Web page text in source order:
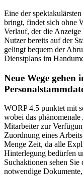
Eine der
bringt, findet sich ohne
Verlauf, der die
Nutzer bereits auf der
gelingt bequem der
Dienstplans im
Neue Wege gehen
WORP 4.5 punktet mit
wobei das
Mitarbeiter zur
Zuordnung eines
Menge Zeit, da alle
Hinterlegung bedürfen
Suchaktionen sehen
notwendige